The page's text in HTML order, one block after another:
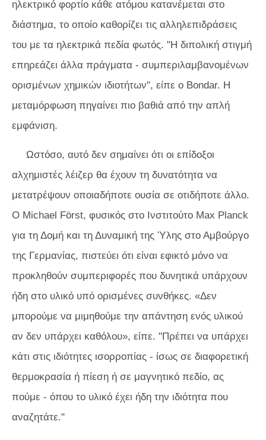
ηλεκτρικό φορτίο κάθε ατόμου κατανέμεται στο
διάστημα, το οποίο καθορίζει τις αλληλεπιδράσεις
του με τα ηλεκτρικά πεδία φωτός. "Η διπολική στιγμή
επηρεάζει άλλα πράγματα - συμπεριλαμβανομένων
ορισμένων χημικών ιδιοτήτων", είπε ο Bondar. Η
μεταμόρφωση πηγαίνει πιο βαθιά από την απλή
εμφάνιση.
Ωστόσο, αυτό δεν σημαίνει ότι οι επίδοξοι
αλχημιστές λέιζερ θα έχουν τη δυνατότητα να
μετατρέψουν οποιαδήποτε ουσία σε οτιδήποτε άλλο.
Ο Michael Först, φυσικός στο Ινστιτούτο Max Planck
για τη Δομή και τη Δυναμική της Ύλης στο Αμβούργο
της Γερμανίας, πιστεύει ότι είναι εφικτό μόνο να
προκληθούν συμπεριφορές που δυνητικά υπάρχουν
ήδη στο υλικό υπό ορισμένες συνθήκες. «Δεν
μπορούμε να μιμηθούμε την απάντηση ενός υλικού
αν δεν υπάρχει καθόλου», είπε. "Πρέπει να υπάρχει
κάτι στις ιδιότητες ισορροπίας - ίσως σε διαφορετική
θερμοκρασία ή πίεση ή σε μαγνητικό πεδίο, ας
πούμε - όπου το υλικό έχει ήδη την ιδιότητα που
αναζητάτε."